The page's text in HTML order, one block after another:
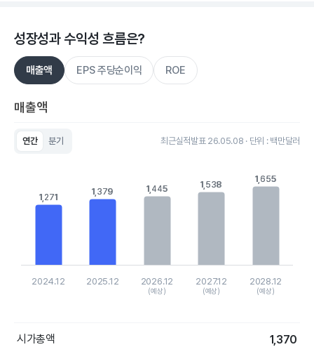
성장성과 수익성 흐름은?
매출액 EPS 주당순이익 ROE
매출액
연간 분기 최근실적발표 26.05.08 · 단위 : 백만달러
The chart has 1 X axis displaying categories.
The chart has 1 Y axis displaying values. Data ranges from
1,271
1,271
1,379
1,379 1,445
1,445 1,538
1,538
1,655
1,655
2024.12 2025.12 2026.12
(예상)
2027.12
(예상)
2028.12
(예상)
시가총액 1,370